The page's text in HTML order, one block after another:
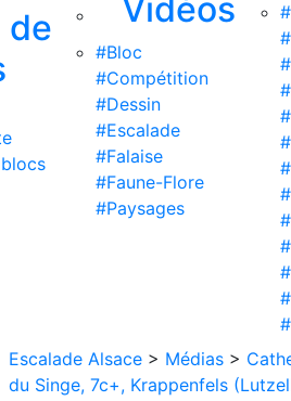
de
Vidéos
#Bloc
#Compétition
#Dessin
#Escalade
#Falaise
#Faune-Flore
#Paysages
Escalade Alsace > Médias >
du Singe, 7c+, Krappenfels